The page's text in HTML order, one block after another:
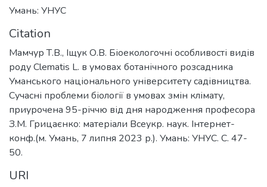
Умань: УНУС
Citation
Мамчур Т.В., Іщук О.В. Біоекологочні особливості видів
роду Clematis L. в умовах ботанічного розсадника
Уманського національного університету садівництва.
Сучасні проблеми біології в умовах змін клімату,
приурочена 95-річчю від дня народження професора
З.М. Грицаєнко: матеріали Всеукр. наук. Інтернет-
конф.(м. Умань, 7 липня 2023 р.). Умань: УНУС. С. 47-
50.
URI